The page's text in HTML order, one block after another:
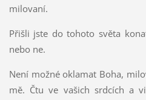
milovaní.
Přišli jste do tohoto světa
nebo ne.
Není možné oklamat Boha,
mě. Čtu ve vašich srdcích a